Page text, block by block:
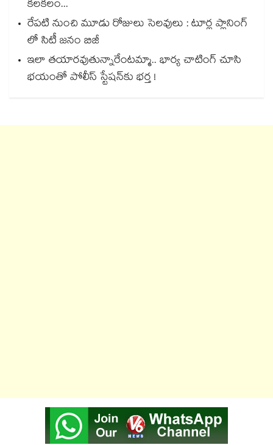
కలకలం...
రేపటి నుంచి మూడు రోజులు సెలవులు : టూర్ల ప్లానింగ్
లో సిటీ జనం బిజీ
ఇలా తయారవుతున్నారేంటమ్మా.. భార్య చాటింగ్ చూసి
భయంతో పోలీస్ స్టేషన్⁫కు భర్త !